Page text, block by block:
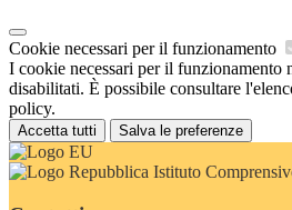
Cookie necessari per il funzionamento
I cookie necessari per il funzionamento
disabilitati. È possibile consultare
policy.
Accetta tutti Salva le preferenze
Istituto